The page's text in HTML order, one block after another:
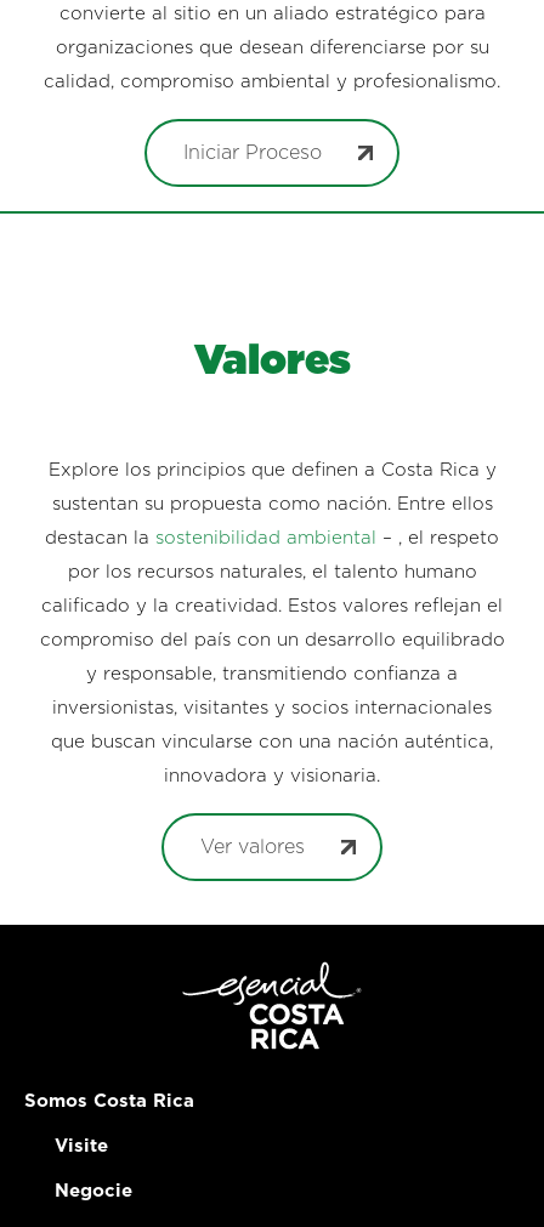
convierte al sitio en un aliado estratégico para
organizaciones que desean diferenciarse por su
calidad, compromiso ambiental y profesionalismo.
Iniciar Proceso
Valores
Explore los principios que definen a Costa Rica y
sustentan su propuesta como nación. Entre ellos
destacan la sostenibilidad ambiental
– , el respeto
por los recursos naturales, el talento humano
calificado y la creatividad. Estos valores reflejan el
compromiso del país con un desarrollo equilibrado
y responsable, transmitiendo confianza a
inversionistas, visitantes y socios internacionales
que buscan vincularse con una nación auténtica,
innovadora y visionaria.
Ver valores
Somos Costa Rica
Visite
Negocie